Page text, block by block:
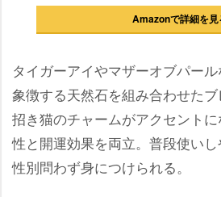
Amazonで詳細を見
タイガーアイやマザーオブパー
象徴する天然石を組み合わせた
招き猫のチャームがアクセント
性と開運効果を両立。普段使いし
性別問わず身につけられる。